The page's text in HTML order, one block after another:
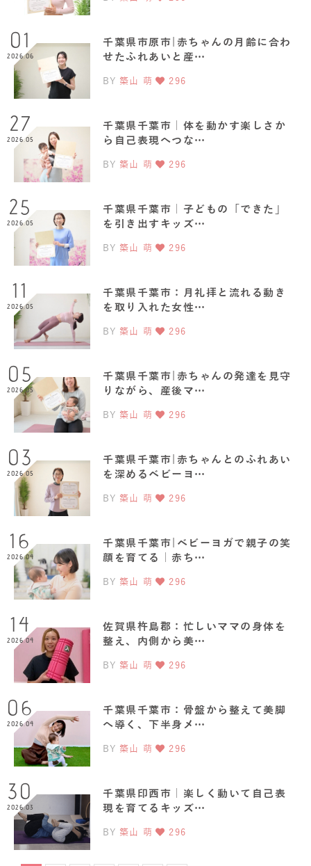
01
2026.06
千葉県市原市|赤ちゃんの月齢に合わ
せたふれあいと産…
BY 築山 萌 296
27
2026.05
千葉県千葉市｜体を動かす楽しさか
ら自己表現へつな…
BY 築山 萌 296
25
2026.05
千葉県千葉市｜子どもの「できた」
を引き出すキッズ…
BY 築山 萌 296
11
2026.05
千葉県千葉市：月礼拝と流れる動き
を取り入れた女性…
BY 築山 萌 296
05
2026.05
千葉県千葉市|赤ちゃんの発達を見守
りながら、産後マ…
BY 築山 萌 296
03
2026.05
千葉県千葉市|赤ちゃんとのふれあい
を深めるベビーヨ…
BY 築山 萌 296
16
2026.04
千葉県千葉市|ベビーヨガで親子の笑
顔を育てる｜赤ち…
BY 築山 萌 296
14
2026.04
佐賀県杵島郡：忙しいママの身体を
整え、内側から美…
BY 築山 萌 296
06
2026.04
千葉県千葉市：骨盤から整えて美脚
へ導く、下半身メ…
BY 築山 萌 296
30
2026.03
千葉県印西市｜楽しく動いて自己表
現を育てるキッズ…
BY 築山 萌 296